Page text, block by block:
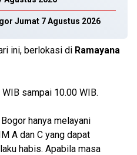
Jumat 7 Agustus 2026
ini, berlokasi di Ramayana
sampai 10.00 WIB.
hanya melayani
A dan C yang dapat
habis. Apabila masa